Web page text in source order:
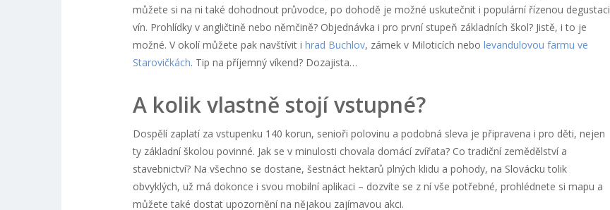
můžete si na ni také dohodnout průvodce, po dohodě je možné uskutečnit i populární řízenou degustaci
vín. Prohlídky v angličtině nebo němčině? Objednávka i pro první stupeň základních škol? Jistě, i to je
možné. V okolí můžete pak navštívit i hrad Buchlov, zámek v Miloticích nebo levandulovou farmu ve
Starovičkách. Tip na příjemný víkend? Dozajista…
A kolik vlastně stojí vstupné?
Dospělí zaplatí za vstupenku 140 korun, senioři polovinu a podobná sleva je připravena i pro děti, nejen
ty základní školou povinné. Jak se v minulosti chovala domácí zvířata? Co tradiční zemědělství a
stavebnictví? Na všechno se dostane, šestnáct hektarů plných klidu a pohody, na Slovácku tolik
obvyklých, už má dokonce i svou mobilní aplikaci – dozvíte se z ní vše potřebné, prohlédnete si mapu a
můžete také dostat upozornění na nějakou zajímavou akci.